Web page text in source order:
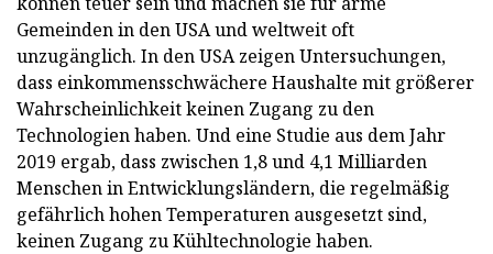
Gemeinden in den USA und weltweit oft
unzugänglich. In den USA zeigen Untersuchungen,
dass einkommensschwächere Haushalte mit größerer
Wahrscheinlichkeit keinen Zugang zu den
Technologien haben. Und eine Studie aus dem Jahr
2019 ergab, dass zwischen 1,8 und 4,1 Milliarden
Menschen in Entwicklungsländern, die regelmäßig
gefährlich hohen Temperaturen ausgesetzt sind,
keinen Zugang zu Kühltechnologie haben.